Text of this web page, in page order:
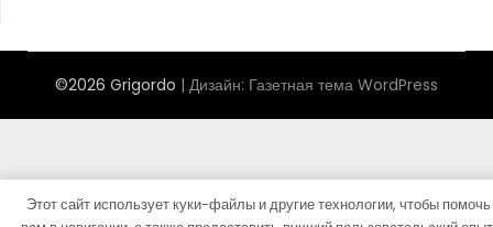
©2026 Grigordo | Дизайн: Газетная тема WordPress
Этот сайт использует куки-файлы и другие технологии, чтобы помочь